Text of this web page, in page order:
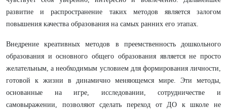
развитие и распространение таких методов является залогом
повышения качества образования на самых ранних его этапах.
Внедрение креативных методов в преемственность дошкольного
образования и основного общего образования является не просто
желательным, а необходимым условием для формирования личности,
готовой к жизни в динамично меняющемся мире. Эти методы,
основанные на игре, исследовании, сотрудничестве и
самовыражении, позволяют сделать переход от ДО к школе не